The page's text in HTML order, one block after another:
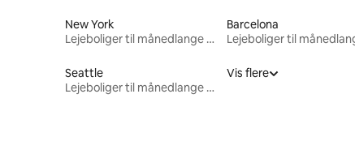
New York
Lejeboliger til månedlange ophold
Barcelona
Seattle
Lejeboliger til månedlange ophold
Vis flere